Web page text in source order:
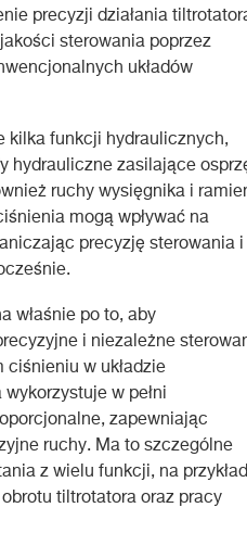
precyzji działania
sterowania poprzez
układów
kilka funkcji hydraulicznych,
hydrauliczne zasilające
ruchy wysięgnika i
mogą wpływać na
precyzję sterowania i
właśnie po to, aby
i niezależne
w układzie
w pełni
zapewniając
ruchy. Ma to szczególne
z wielu funkcji, na przykład
tiltrotatora oraz pracy